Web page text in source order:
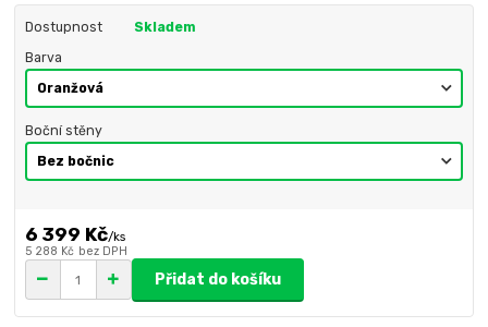
Dostupnost Skladem
Barva
Boční stěny
6 399 Kč/ks
5 288 Kč bez DPH
Přidat do košíku